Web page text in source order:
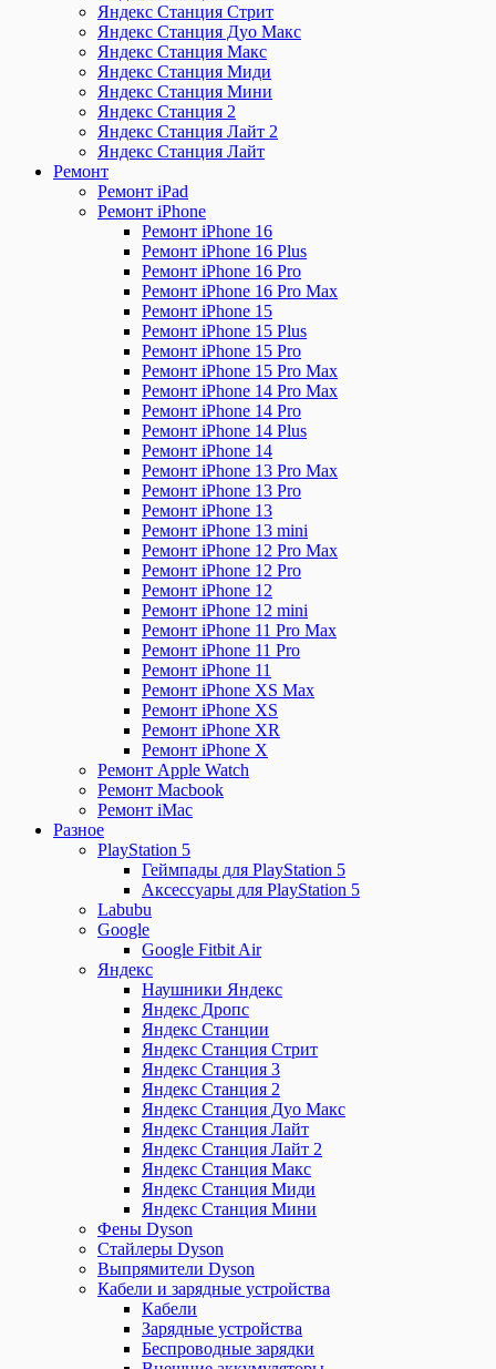
Яндекс Станция Стрит
Яндекс Станция Дуо Макс
Яндекс Станция Макс
Яндекс Станция Миди
Яндекс Станция Мини
Яндекс Станция 2
Яндекс Станция Лайт 2
Яндекс Станция Лайт
Ремонт
Ремонт iPad
Ремонт iPhone
Ремонт iPhone 16
Ремонт iPhone 16 Plus
Ремонт iPhone 16 Pro
Ремонт iPhone 16 Pro Max
Ремонт iPhone 15
Ремонт iPhone 15 Plus
Ремонт iPhone 15 Pro
Ремонт iPhone 15 Pro Max
Ремонт iPhone 14 Pro Max
Ремонт iPhone 14 Pro
Ремонт iPhone 14 Plus
Ремонт iPhone 14
Ремонт iPhone 13 Pro Max
Ремонт iPhone 13 Pro
Ремонт iPhone 13
Ремонт iPhone 13 mini
Ремонт iPhone 12 Pro Max
Ремонт iPhone 12 Pro
Ремонт iPhone 12
Ремонт iPhone 12 mini
Ремонт iPhone 11 Pro Max
Ремонт iPhone 11 Pro
Ремонт iPhone 11
Ремонт iPhone XS Max
Ремонт iPhone XS
Ремонт iPhone XR
Ремонт iPhone X
Ремонт Apple Watch
Ремонт Macbook
Ремонт iMac
Разное
PlayStation 5
Геймпады для PlayStation 5
Аксессуары для PlayStation 5
Labubu
Google
Google Fitbit Air
Яндекс
Наушники Яндекс
Яндекс Дропс
Яндекс Станции
Яндекс Станция Стрит
Яндекс Станция 3
Яндекс Станция 2
Яндекс Станция Дуо Макс
Яндекс Станция Лайт
Яндекс Станция Лайт 2
Яндекс Станция Макс
Яндекс Станция Миди
Яндекс Станция Мини
Фены Dyson
Стайлеры Dyson
Выпрямители Dyson
Кабели и зарядные устройства
Кабели
Зарядные устройства
Беспроводные зарядки